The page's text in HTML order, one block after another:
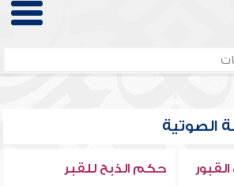
الصوتية
حكم الذبح للقبر